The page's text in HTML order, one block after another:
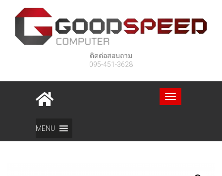
ติดต่อสอบถาม
095-451-3628
Toggle
navigation
MENU
สินค้า